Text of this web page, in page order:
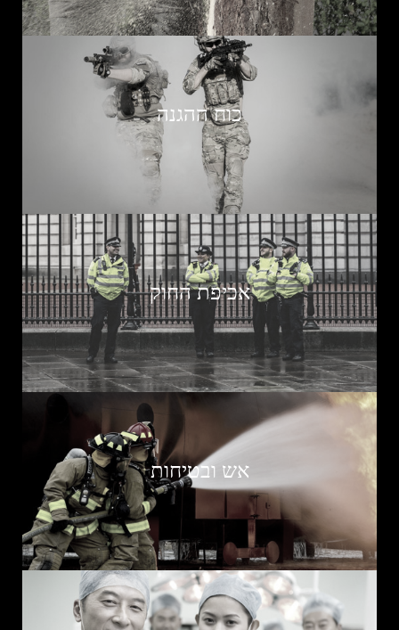
כוח ההגנה
אכיפת החוק
אש ובטיחות